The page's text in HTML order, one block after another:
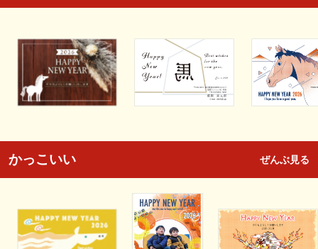
かっこいい ぜんぶ見る